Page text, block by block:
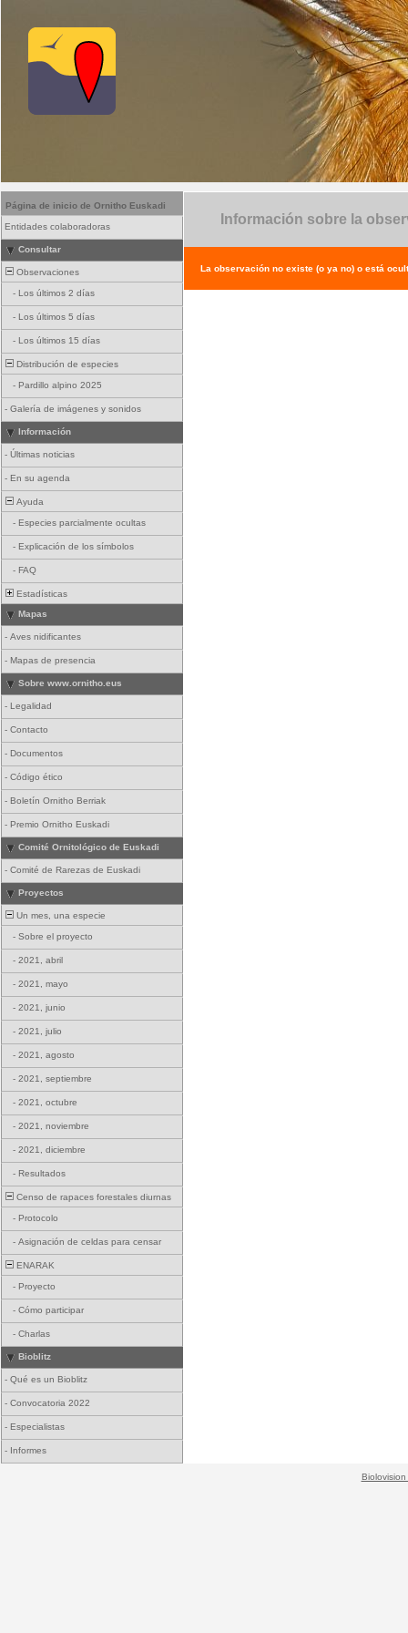
Página de inicio de Ornitho Euskadi
Entidades colaboradoras
Consultar
Observaciones
- Los últimos 2 días
- Los últimos 5 días
- Los últimos 15 días
Distribución de especies
- Pardillo alpino 2025
- Galería de imágenes y sonidos
Información
- Últimas noticias
- En su agenda
Ayuda
- Especies parcialmente ocultas
- Explicación de los símbolos
- FAQ
Estadísticas
Mapas
- Aves nidificantes
- Mapas de presencia
Sobre www.ornitho.eus
- Legalidad
- Contacto
- Documentos
- Código ético
- Boletín Ornitho Berriak
- Premio Ornitho Euskadi
Comité Ornitológico de Euskadi
- Comité de Rarezas de Euskadi
Proyectos
Un mes, una especie
- Sobre el proyecto
- 2021, abril
- 2021, mayo
- 2021, junio
- 2021, julio
- 2021, agosto
- 2021, septiembre
- 2021, octubre
- 2021, noviembre
- 2021, diciembre
- Resultados
Censo de rapaces forestales diurnas
- Protocolo
- Asignación de celdas para censar
ENARAK
- Proyecto
- Cómo participar
- Charlas
Bioblitz
- Qué es un Bioblitz
- Convocatoria 2022
- Especialistas
- Informes
Información sobre la
La observación no existe (o ya no) o está
Biolovision